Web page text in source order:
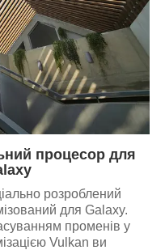
процесор для
розроблений
для Galaxy.
променів у
Vulkan ви